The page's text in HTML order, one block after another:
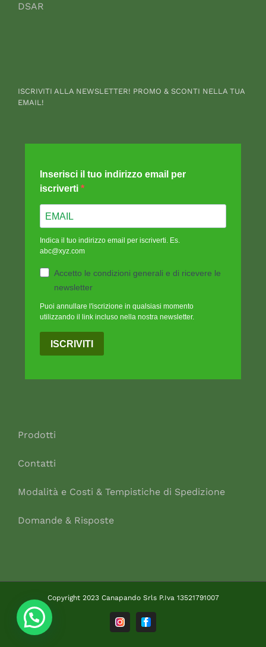
DSAR
ISCRIVITI ALLA NEWSLETTER! PROMO & SCONTI NELLA TUA
EMAIL!
Inserisci il tuo indirizzo email per
iscriverti
Indica il tuo indirizzo email per iscriverti. Es.
abc@xyz.com
Accetto le condizioni generali e di ricevere le
newsletter
Puoi annullare l'iscrizione in qualsiasi momento
utilizzando il link incluso nella nostra newsletter.
ISCRIVITI
Prodotti
Contatti
Modalità e Costi & Tempistiche di Spedizione
Domande & Risposte
Copyright 2023 Canapando Srls P.Iva 13521791007
InstagramFacebook